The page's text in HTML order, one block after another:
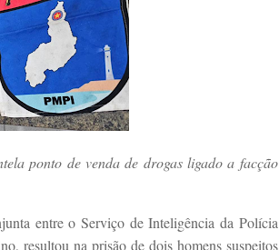
ponto de venda de drogas ligado a facção
entre o Serviço de Inteligência da Polícia
resultou na prisão de dois homens suspeitos